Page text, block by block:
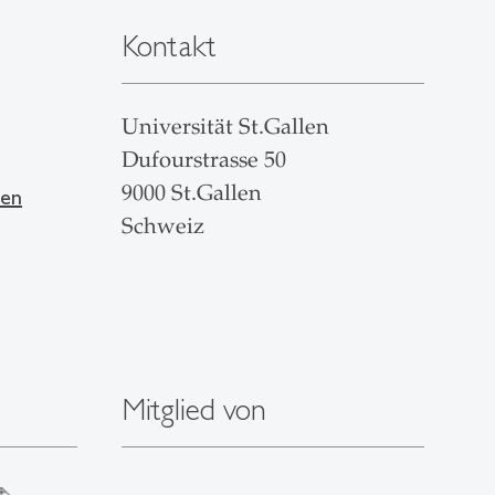
Kontakt
Universität St.Gallen
Dufourstrasse 50
9000 St.Gallen
Schweiz
Mitglied von